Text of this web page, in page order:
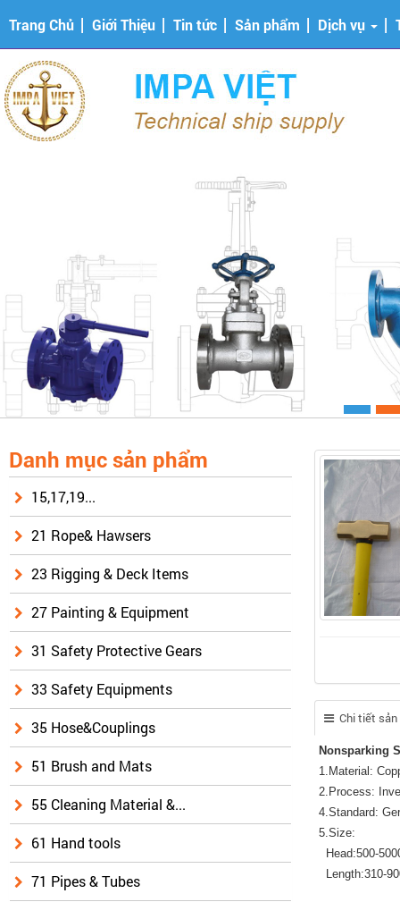
Trang Chủ Giới Thiệu Tin tức Sản phẩm Dịch vụ
Danh mục sản phẩm
15,17,19...
21 Rope& Hawsers
23 Rigging & Deck Items
27 Painting & Equipment
31 Safety Protective Gears
33 Safety Equipments
35 Hose&Couplings
51 Brush and Mats
55 Cleaning Material &...
61 Hand tools
71 Pipes & Tubes
Chi tiết sản
Nonsparking
1.Material:
2.Process:
4.Standard:
5.Size:
Head:500-
Length:310-